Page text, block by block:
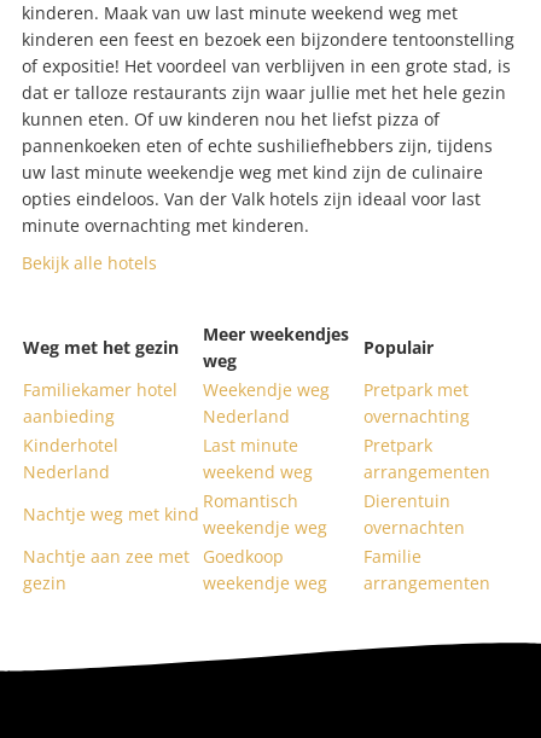
kinderen. Maak van uw last minute weekend weg met
kinderen een feest en bezoek een bijzondere tentoonstelling
of expositie! Het voordeel van verblijven in een grote stad, is
dat er talloze restaurants zijn waar jullie met het hele gezin
kunnen eten. Of uw kinderen nou het liefst pizza of
pannenkoeken eten of echte sushiliefhebbers zijn, tijdens
uw last minute weekendje weg met kind zijn de culinaire
opties eindeloos. Van der Valk hotels zijn ideaal voor last
minute overnachting met kinderen.
Bekijk alle hotels
Weg met het gezin
Meer weekendjes
weg
Populair
Familiekamer hotel
aanbieding
Weekendje weg
Nederland
Pretpark met
overnachting
Kinderhotel
Nederland
Last minute
weekend weg
Pretpark
arrangementen
Nachtje weg met kind
Romantisch
weekendje weg
Dierentuin
overnachten
Nachtje aan zee met
gezin
Goedkoop
weekendje weg
Familie
arrangementen